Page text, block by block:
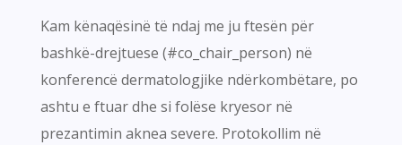
Kam kënaqësinë të ndaj me ju ftesën për
bashkë-drejtuese (#co_chair_person) në
konferencë dermatologjike ndërkombëtare, po
ashtu e ftuar dhe si folëse kryesor në
prezantimin aknea severe. Protokollim në